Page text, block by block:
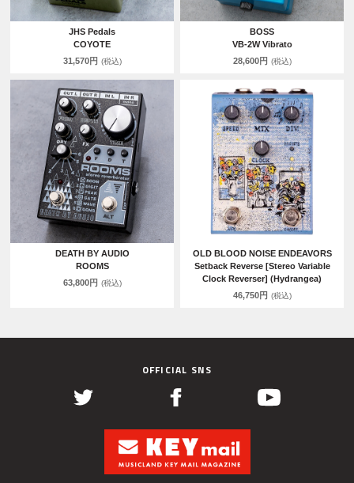
JHS Pedals
COYOTE
31,570円 (税込)
BOSS
VB-2W Vibrato
28,600円 (税込)
DEATH BY AUDIO
ROOMS
63,800円 (税込)
OLD BLOOD NOISE ENDEAVORS
Setback Reverse [Stereo Variable
Clock Reverser] (Hydrangea)
46,750円 (税込)
OFFICIAL SNS